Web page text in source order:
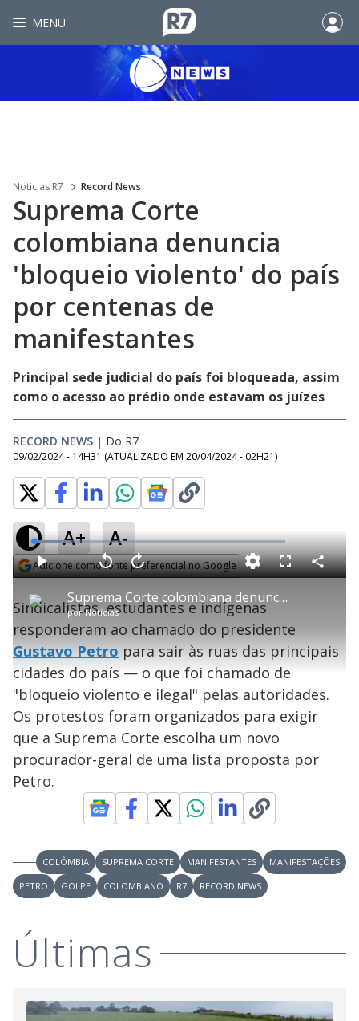
MENU
Noticias R7 Record News
Suprema Corte
colombiana denuncia
'bloqueio violento' do país
por centenas de
manifestantes
Principal sede judicial do país foi bloqueada, assim
como o acesso ao prédio onde estavam os juízes
RECORD NEWS | Do R7
09/02/2024 - 14H31 (ATUALIZADO EM 20/04/2024 - 02H21)
A+ A-
Adicione como fonte preferencial no Google
P
l
a
y
V
i
d
e
o
Suprema Corte colombiana denuncia 'bloqueio violento' do país por centenas de manifestantes
porNotícias
P V
t
a
r
e
g
n
d
o
s
A
n
ç
a
1
s
e
u
o
s
M
u
L
o
a
d
e
4
.
9
0
F
l
e
n
C
o
a
Sindicalistas, estudantes e indígenas
responderam ao chamado do presidente
Gustavo Petropara sair às ruas das principais
cidades do país — o que foi chamado de
"bloqueio violento e ilegal" pelas autoridades.
Os protestos foram organizados para exigir
que a Suprema Corte escolha um novo
procurador-geral de uma lista proposta por
Petro.
COLÔMBIA SUPREMA CORTE MANIFESTANTES
MANIFESTAÇÕES
PETRO
GOLPE COLOMBIANO R7 RECORD NEWS
Últimas